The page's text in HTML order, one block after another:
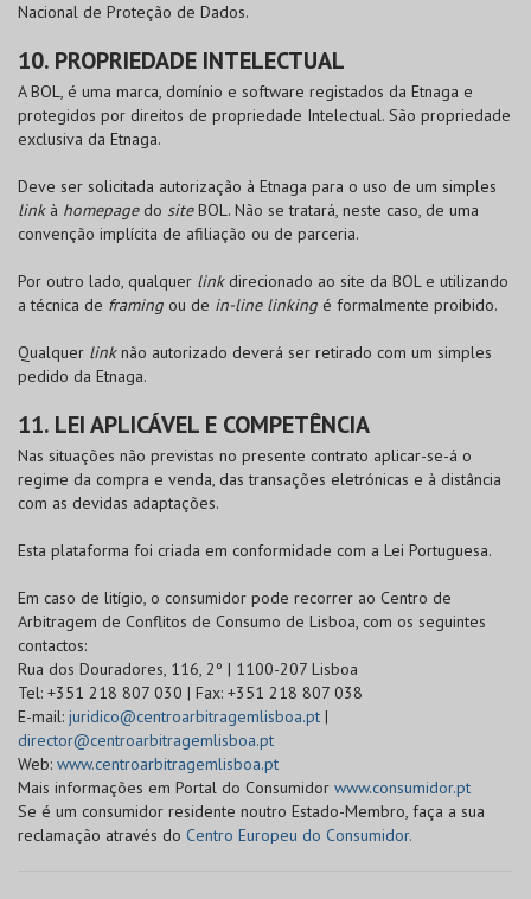
Nacional de Proteção de Dados.
10. PROPRIEDADE INTELECTUAL
ABOL, é uma marca, domínio e software registados da Etnaga e
protegidos por direitos de propriedade Intelectual. São propriedade
exclusiva da Etnaga.
Deve ser solicitada autorização à Etnaga para o uso de um simples
linkà homepagedo site BOL. Não se tratará, neste caso, de uma
convenção implícita de afiliação ou de parceria.
Por outro lado, qualquer linkdirecionado ao site da BOLe utilizando
a técnica de framing ou de in-line linking é formalmente proibido.
Qualquer linknão autorizado deverá ser retirado com um simples
pedido da Etnaga.
11. LEI APLICÁVEL E COMPETÊNCIA
Nas situações não previstas no presente contrato aplicar-se-á o
regime da compra e venda, das transações eletrónicas e à distância
com as devidas adaptações.
Esta plataforma foi criada em conformidade com a Lei Portuguesa.
Em caso de litígio, o consumidor pode recorrer ao Centro de
Arbitragem de Conflitos de Consumo de Lisboa, com os seguintes
contactos:
Rua dos Douradores, 116, 2º | 1100-207 Lisboa
Tel: +351 218 807 030 | Fax: +351 218 807 038
E-mail: juridico@centroarbitragemlisboa.pt |
director@centroarbitragemlisboa.pt
Web: www.centroarbitragemlisboa.pt
Mais informações em Portal do Consumidor www.consumidor.pt
Se é um consumidor residente noutro Estado-Membro, faça a sua
reclamação através do Centro Europeu do Consumidor.